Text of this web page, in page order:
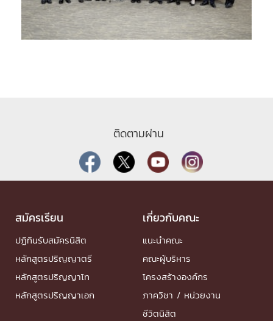
ติดตามผ่าน
สมัครเรียน
ปฏิทินรับสมัครนิสิต
หลักสูตรปริญญาตรี
หลักสูตรปริญญาโท
หลักสูตรปริญญาเอก
เกี่ยวกับคณะ
แนะนำคณะ
คณะผู้บริหาร
โครงสร้างองค์กร
ภาควิชา / หน่วยงาน
ชีวิตนิสิต